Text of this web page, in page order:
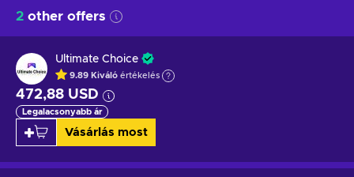
2 other offers
Ultimate Choice
9.89 Kiváló értékelés
472,88 USD
Legalacsonyabb ár
Vásárlás most